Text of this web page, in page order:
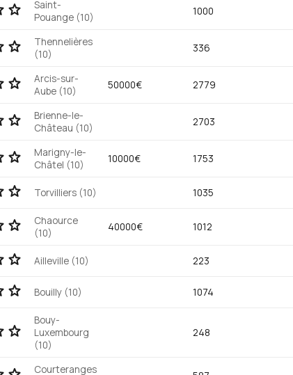
Saint-
Pouange (10)
1000
Thennelières
(10)
336
Arcis-sur-
Aube (10)
50000€ 2779
Brienne-le-
Château (10)
2703
Marigny-le-
Châtel (10)
10000€ 1753
Torvilliers (10) 1035
Chaource
(10)
40000€ 1012
Ailleville (10) 223
Bouilly (10) 1074
Bouy-
Luxembourg
(10)
248
Courteranges